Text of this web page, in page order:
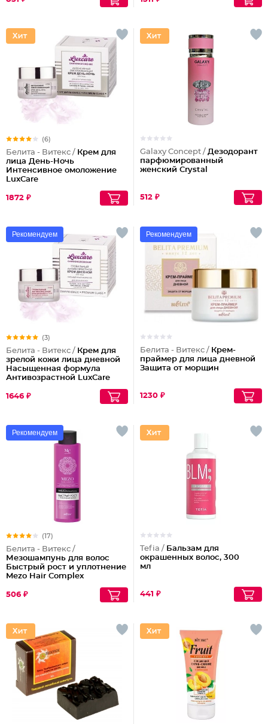
(6)
Белита - Витекс / Крем для
лица День-Ночь
Интенсивное омоложение
LuxCare
1872 ₽
Galaxy Concept / Дезодорант
парфюмированный
женский Crystal
512 ₽
Рекомендуем
(3)
Белита - Витекс / Крем для
зрелой кожи лица дневной
Насыщенная формула
Антивозрастной LuxCare
1646 ₽
Рекомендуем
Белита - Витекс / Крем-
праймер для лица дневной
Защита от морщин
1230 ₽
Рекомендуем
(17)
Белита - Витекс /
Мезошампунь для волос
Быстрый рост и уплотнение
Mezo Hair Complex
506 ₽
Tefia / Бальзам для
окрашенных волос, 300
мл
441 ₽